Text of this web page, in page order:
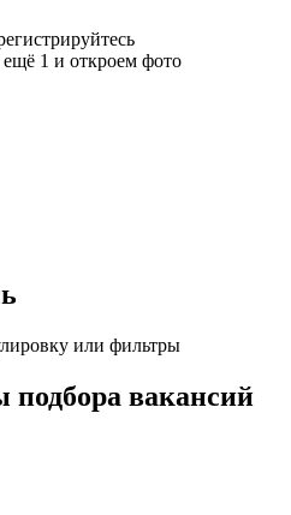
1 и откроем фото
или фильтры
вакансий